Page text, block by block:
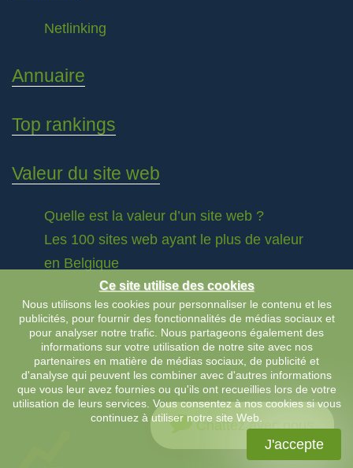
Netlinking
Annuaire
Top rankings
Valeur du site web
Quelle est la valeur d’un site web ?
Les 100 sites web ayant le plus de valeur
en Belgique
Chattez avec nous
Ce site utilise des cookies
Nous utilisons les cookies pour personnaliser le contenu et les
publicités, pour fournir des fonctionnalités de médias sociaux et
pour analyser notre trafic. Nous partageons également des
informations sur votre utilisation de notre site avec nos
partenaires en matière de médias sociaux, de publicité et
d'analyse qui peuvent les combiner avec d'autres informations
que vous leur avez fournies ou qu'ils ont recueillies lors de votre
utilisation de leurs services. Vous consentez à nos cookies si vous
continuez à utiliser notre site Web.
J'accepte